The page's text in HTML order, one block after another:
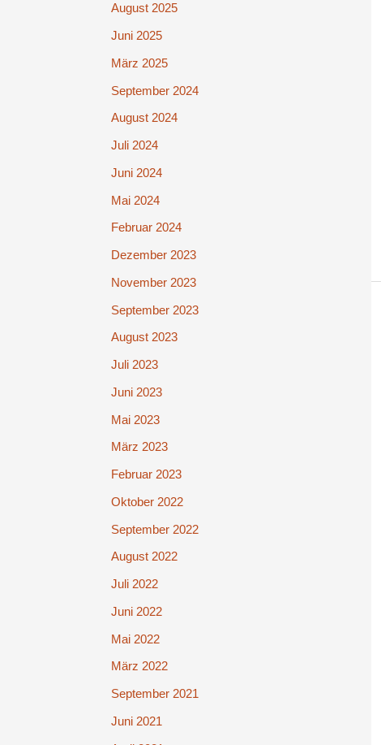
August 2025
Juni 2025
März 2025
September 2024
August 2024
Juli 2024
Juni 2024
Mai 2024
Februar 2024
Dezember 2023
November 2023
September 2023
August 2023
Juli 2023
Juni 2023
Mai 2023
März 2023
Februar 2023
Oktober 2022
September 2022
August 2022
Juli 2022
Juni 2022
Mai 2022
März 2022
September 2021
Juni 2021